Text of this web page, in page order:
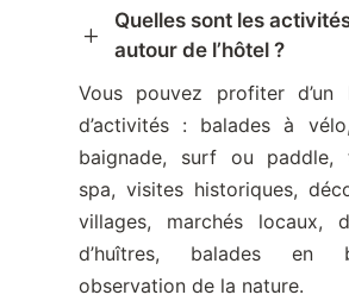
L
Quelles sont les
autour de l’hôtel ?
Vous pouvez profiter d’un
d’activités : balades à
baignade, surf ou paddle,
spa, visites historiques,
villages, marchés locaux,
d’huîtres, balades en
observation de la nature.